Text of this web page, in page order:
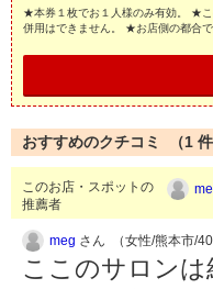
★本券１枚でお１人様のみ有効。 ★
併用はできません。 ★お店側の都合
おすすめのクチコミ （1 件
このお店・スポットの
推薦者
meg さん （女性/熊本市/40
ここのサロン